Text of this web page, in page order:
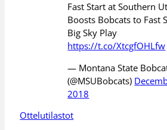
Fast Start at Southern
Boosts Bobcats to Fast
Big Sky Play
https://t.co/XtcgfOHLfw
— Montana State
(@MSUBobcats)
2018
Ottelutilastot